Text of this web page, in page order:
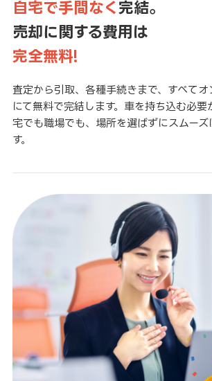
自宅で手間なく 完結。
売却に関する費用は
完全無料!
査定から引取、各種手続きまで、すべて
にて無料で完結します。車を持ち込む必要
宅でも職場でも、場所を選ばずにスムー
す。